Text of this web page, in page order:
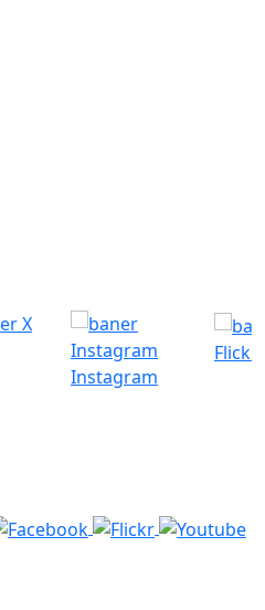
X
Instagram
Flickr